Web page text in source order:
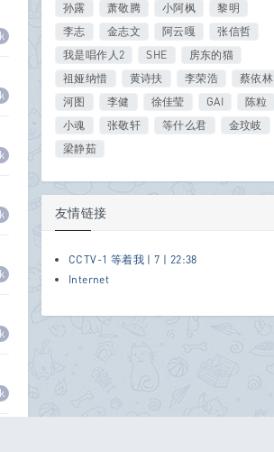
孙露
萧敬腾 小阿枫
黎明
李志
金志文 阿云嘎
张信哲
我是唱作人2
SHE
房东的猫
祖娅纳惜
黄诗扶 李荣浩
蔡依林
河图
李健 徐佳莹 GAI
陈粒
小魂
张敬轩 等什么君
金玟岐
梁静茹
友情链接
CCTV-1 等着我 | 7 | 22:38
Internet